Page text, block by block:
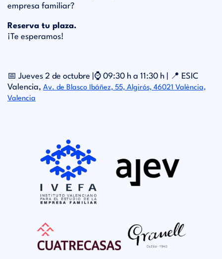
empresa familiar?
Reserva tu plaza.
¡Te esperamos!
📅 Jueves 2 de octubre |⌚ 09:30 h a 11:30 h | 📍 ESIC
Valencia, Av. de Blasco Ibáñez, 55, Algirós, 46021 València,
Valencia